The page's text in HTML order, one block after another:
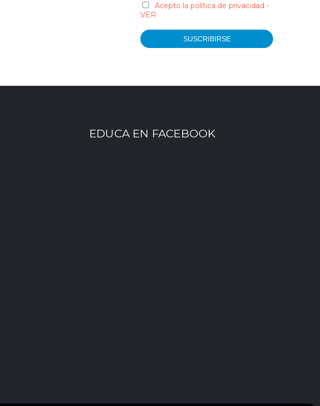
Acepto la política de privacidad -
VER
EDUCA EN FACEBOOK